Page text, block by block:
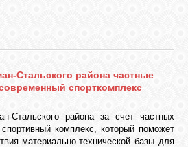
Стальского района частные
спорткомплекс
Стальского района за счет частных
комплекс, который поможет
материально-технической базы для